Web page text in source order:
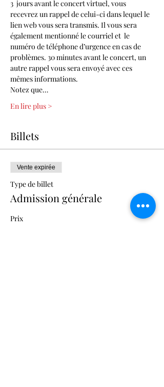
3  jours avant le concert virtuel, vous
recevrez un rappel de celui-ci dans lequel le
lien web vous sera transmis. Il vous sera
également mentionné le courriel et  le
numéro de téléphone d’urgence en cas de
problèmes. 30 minutes avant le concert, un
autre rappel vous sera envoyé avec ces
mêmes informations.
Notez que…
En lire plus >
Billets
Vente expirée
Type de billet
Admission générale
Prix